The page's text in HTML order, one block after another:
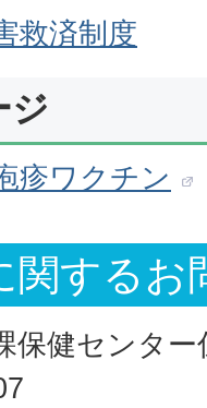
救済制度
ジ
疹ワクチン
関するお
保健センター